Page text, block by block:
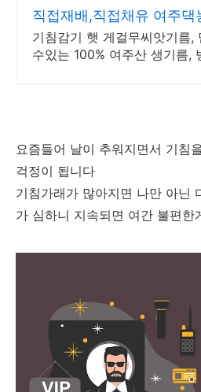
직접재배,직접채유 여주댁
기관지에좋은식품, 폐건강
기침감기 햇 게걸무씨앗기름,
수있는 100% 여주산 생기름,
요즘들어 날이 추워지면서 기침
걱정이 됩니다
기침가래가 많아지면 나만 아닌
가 심하니 지속되면 여간 불편한